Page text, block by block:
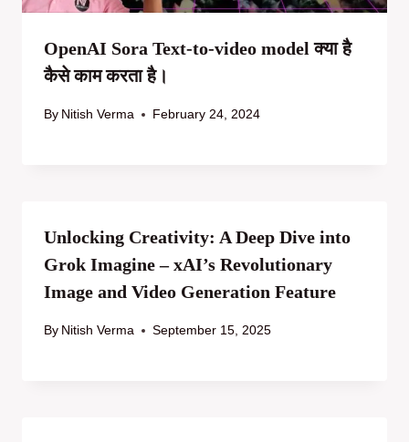
OpenAI Sora Text-to-video model क्या है
कैसे काम करता है।
By Nitish Verma February 24, 2024
Unlocking Creativity: A Deep Dive into
Grok Imagine – xAI’s Revolutionary
Image and Video Generation Feature
By Nitish Verma September 15, 2025